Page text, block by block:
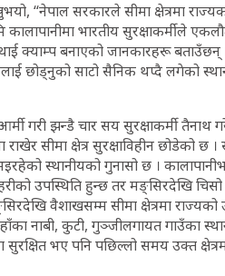
“नेपाल सरकारले सीमा क्षेत्रमा
भारतीय सुरक्षाकर्मीले
क्याम्प बनाएको जानकारहरू
छोड्नुको साटो सैनिक थप्दै लगेको
गरी झन्डै चार सय सुरक्षाकर्मी
सीमा क्षेत्र सुरक्षाविहीन छोडेको छ ।
स्थानीयको गुनासो छ ।
उपस्थिति हुन्छ तर मङ्सिरदेखि
वैशाखसम्म सीमा क्षेत्रमा राज्यको
नाबी, कुटी, गुञ्जीलगायत गाउँका
भए पनि पछिल्लो समय उक्त